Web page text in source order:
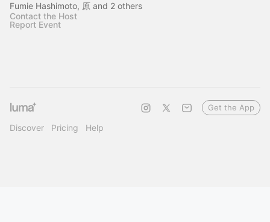
Fumie Hashimoto, 原 and 2 others
Contact the Host
Report Event
Discover Pricing Help
Get the App